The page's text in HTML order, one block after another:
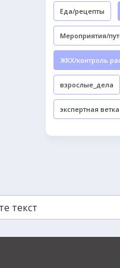
Еда/рецепты
Мероприятия/
ЖКХ/контроль
взрослые_дела
экспертная ветка